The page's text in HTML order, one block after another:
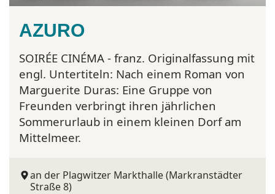
AZURO
SOIRÉE CINÉMA - franz. Originalfassung mit
engl. Untertiteln: Nach einem Roman von
Marguerite Duras: Eine Gruppe von
Freunden verbringt ihren jährlichen
Sommerurlaub in einem kleinen Dorf am
Mittelmeer.
an der Plagwitzer Markthalle (Markranstädter
Straße 8)